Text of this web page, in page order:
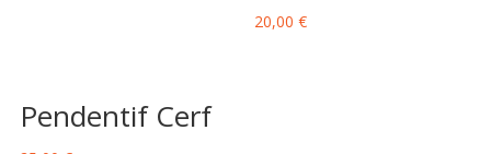
20,00€
Pendentif Cerf